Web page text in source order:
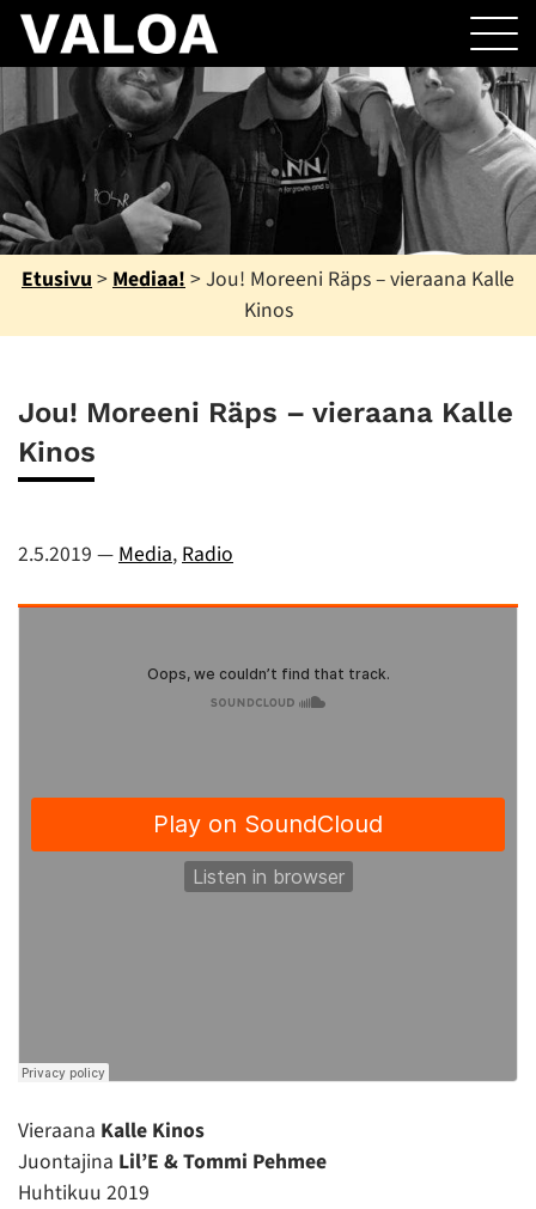
Etusivu > Mediaa! > Jou! Moreeni Räps – vieraana Kalle
Kinos
Jou! Moreeni Räps – vieraana Kalle
Kinos
2.5.2019 — Media, Radio
Vieraana Kalle Kinos
Juontajina Lil’E & Tommi Pehmee
Huhtikuu 2019